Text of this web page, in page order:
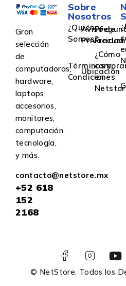
Gran
selección
de
computadoras,
hardware,
laptops,
accesorios,
monitores,
computación,
tecnología,
y más.
contacto@netstore.mx
+52 618
152
2168
Sobre
Nosotros
¿Quiénes
Somos?
Aviso de
Privacidad
Términos y
Condiciones
Ubicación
¿Cómo
en
© NetStore. Todos los